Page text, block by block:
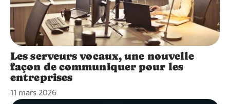
Les serveurs vocaux, une nouvelle
façon de communiquer pour les
entreprises
11 mars 2026